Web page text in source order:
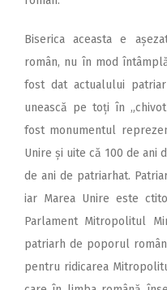
Biserica aceasta e
român, nu în mod
fost dat actualului
unească pe toți în
fost monumentul
Unire și uite că 100 de ani
de ani de patriarhat.
iar Marea Unire este
Parlament Mitropolitul
patriarh de poporul
pentru ridicarea